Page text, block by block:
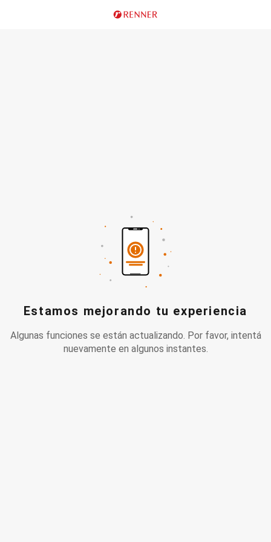
Estamos mejorando tu experiencia
Algunas funciones se están actualizando. Por favor, intentá
nuevamente en algunos instantes.